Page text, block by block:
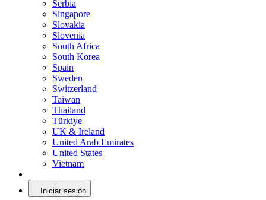
Serbia
Singapore
Slovakia
Slovenia
South Africa
South Korea
Spain
Sweden
Switzerland
Taiwan
Thailand
Türkiye
UK & Ireland
United Arab Emirates
United States
Vietnam
Iniciar sesión